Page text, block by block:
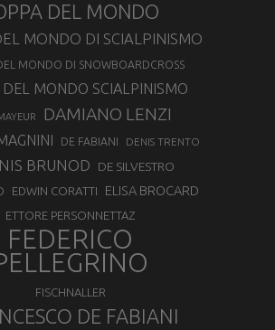
DEL MONDO
MONDO DI SCIALPINISMO
MONDO DI SNOWBOARDCROSS
DEL MONDO SCIALPINISMO
DAMIANO LENZI
DE FABIANI DENIS TRENTO
BRUNOD DE SILVESTRO
EDWIN CORATTI ELISA BROCARD
ETTORE PERSONNETTAZ
FEDERICO
FISCHNALLER
DE FABIANI